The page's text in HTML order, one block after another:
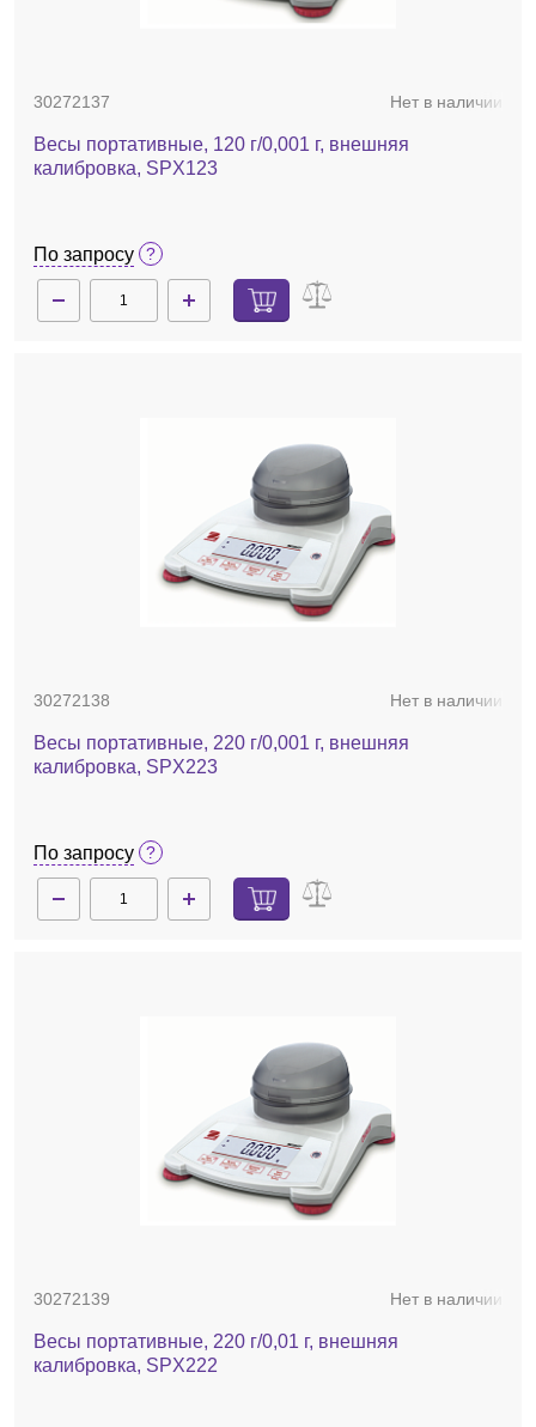
30272137 Нет в наличии
Весы портативные, 120 г/0,001 г, внешняя
калибровка, SPX123
По запросу
30272138 Нет в наличии
Весы портативные, 220 г/0,001 г, внешняя
калибровка, SPX223
По запросу
30272139 Нет в наличии
Весы портативные, 220 г/0,01 г, внешняя
калибровка, SPX222